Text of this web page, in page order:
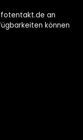
an
können